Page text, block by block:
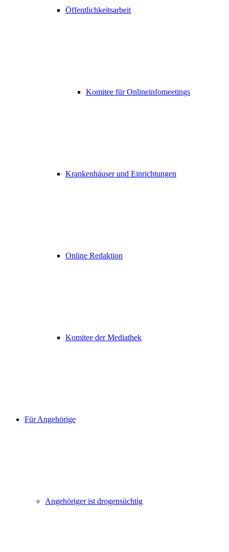
Öffentlichkeitsarbeit
Komitee für Onlineinfomeetings
Krankenhäuser und Einrichtungen
Online Redaktion
Komitee der Mediathek
Für Angehörige
Angehöriger ist drogensüchtig